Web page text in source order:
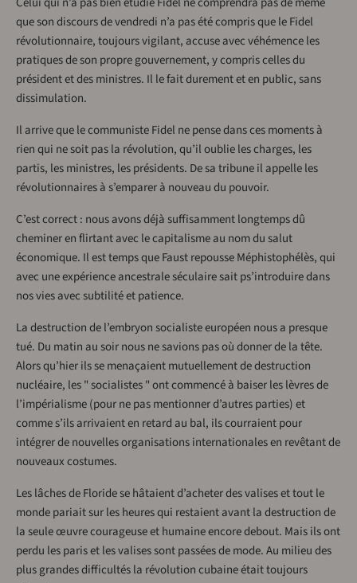
que son discours de vendredi n’a pas été compris que le Fidel
révolutionnaire, toujours vigilant, accuse avec véhémence les
pratiques de son propre gouvernement, y compris celles du
président et des ministres. Il le fait durement et en public, sans
dissimulation.
Il arrive que le communiste Fidel ne pense dans ces moments à
rien qui ne soit pas la révolution, qu’il oublie les charges, les
partis, les ministres, les présidents. De sa tribune il appelle les
révolutionnaires à s’emparer à nouveau du pouvoir.
C’est correct : nous avons déjà suffisamment longtemps dû
cheminer en flirtant avec le capitalisme au nom du salut
économique. Il est temps que Faust repousse Méphistophélès, qui
avec une expérience ancestrale séculaire sait ps’introduire dans
nos vies avec subtilité et patience.
La destruction de l’embryon socialiste européen nous a presque
tué. Du matin au soir nous ne savions pas où donner de la tête.
Alors qu’hier ils se menaçaient mutuellement de destruction
nucléaire, les " socialistes " ont commencé à baiser les lèvres de
l’impérialisme (pour ne pas mentionner d’autres parties) et
comme s’ils arrivaient en retard au bal, ils courraient pour
intégrer de nouvelles organisations internationales en revêtant de
nouveaux costumes.
Les lâches de Floride se hâtaient d’acheter des valises et tout le
monde pariait sur les heures qui restaient avant la destruction de
la seule œuvre courageuse et humaine encore debout. Mais ils ont
perdu les paris et les valises sont passées de mode. Au milieu des
plus grandes difficultés la révolution cubaine était toujours